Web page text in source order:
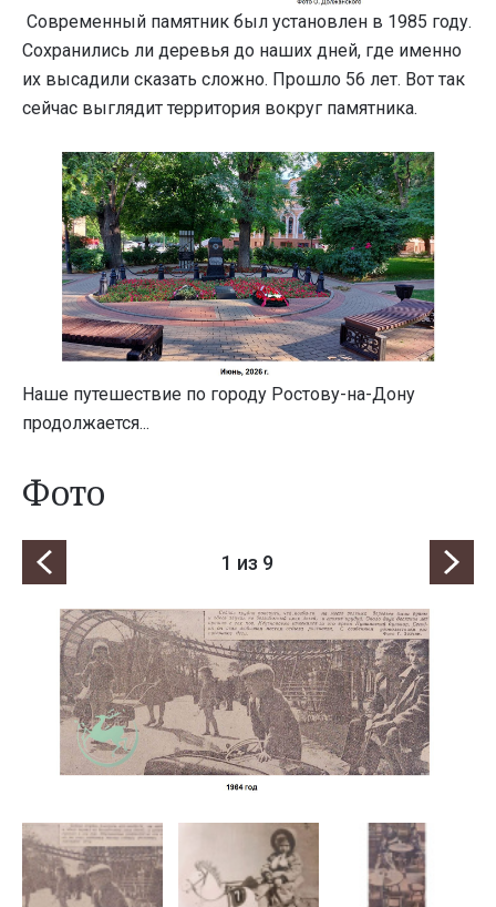
Современный памятник был установлен в 1985 году.
Сохранились ли деревья до наших дней, где именно
их высадили сказать сложно. Прошло 56 лет. Вот так
сейчас выглядит территория вокруг памятника.
Наше путешествие по городу Ростову-на-Дону
продолжается...
Фото
1 из 9